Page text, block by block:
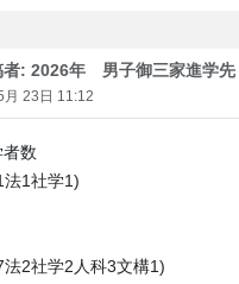
者: 2026年 男子御三家進学先
23日 11:12
数
1社学1)
2社学2人科3文構1)